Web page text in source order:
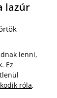
lazúr
lenni,
Ez
róla,